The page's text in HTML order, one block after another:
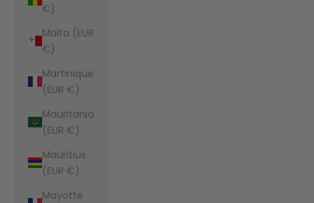
€)
Malta (EUR
€)
Martinique
(EUR €)
Mauritania
(EUR €)
Mauritius
(EUR €)
Mayotte